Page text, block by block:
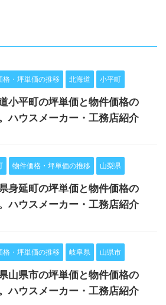
格・坪単価の推移 北海道 小平町
小平町の坪単価と物件価格の
ハウスメーカー・工務店紹介
物件価格・坪単価の推移 山梨県
身延町の坪単価と物件価格の
ハウスメーカー・工務店紹介
格・坪単価の推移 岐阜県 山県市
山県市の坪単価と物件価格の
ハウスメーカー・工務店紹介